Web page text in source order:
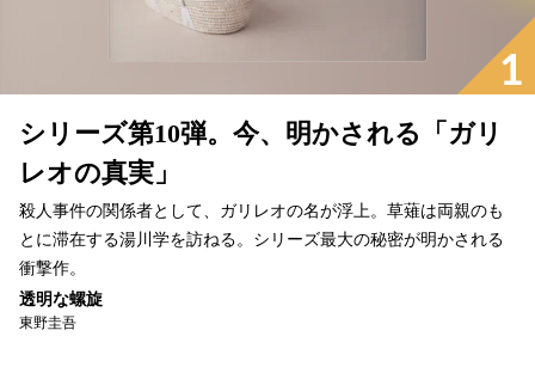
1
シリーズ第10弾。今、明かされる「ガリ
レオの真実」
殺人事件の関係者として、ガリレオの名が浮上。草薙は両親のも
とに滞在する湯川学を訪ねる。シリーズ最大の秘密が明かされる
衝撃作。
透明な螺旋
東野圭吾